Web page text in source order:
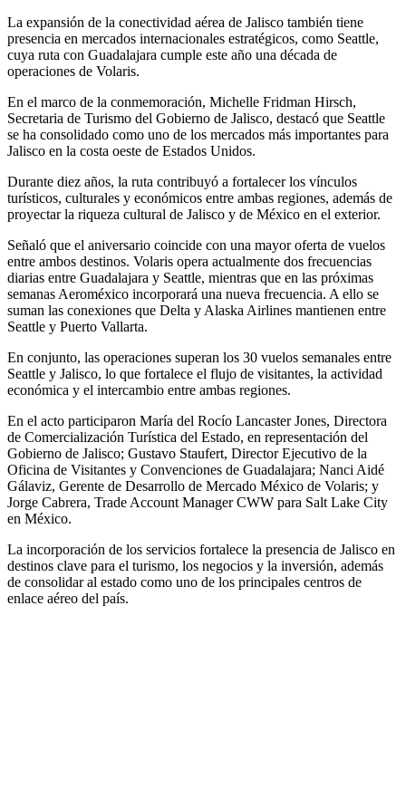
La expansión de la conectividad aérea de Jalisco también tiene
presencia en mercados internacionales estratégicos, como Seattle,
cuya ruta con Guadalajara cumple este año una década de
operaciones de Volaris.
En el marco de la conmemoración, Michelle Fridman Hirsch,
Secretaria de Turismo del Gobierno de Jalisco, destacó que Seattle
se ha consolidado como uno de los mercados más importantes para
Jalisco en la costa oeste de Estados Unidos.
Durante diez años, la ruta contribuyó a fortalecer los vínculos
turísticos, culturales y económicos entre ambas regiones, además de
proyectar la riqueza cultural de Jalisco y de México en el exterior.
Señaló que el aniversario coincide con una mayor oferta de vuelos
entre ambos destinos. Volaris opera actualmente dos frecuencias
diarias entre Guadalajara y Seattle, mientras que en las próximas
semanas Aeroméxico incorporará una nueva frecuencia. A ello se
suman las conexiones que Delta y Alaska Airlines mantienen entre
Seattle y Puerto Vallarta.
En conjunto, las operaciones superan los 30 vuelos semanales entre
Seattle y Jalisco, lo que fortalece el flujo de visitantes, la actividad
económica y el intercambio entre ambas regiones.
En el acto participaron María del Rocío Lancaster Jones, Directora
de Comercialización Turística del Estado, en representación del
Gobierno de Jalisco; Gustavo Staufert, Director Ejecutivo de la
Oficina de Visitantes y Convenciones de Guadalajara; Nanci Aidé
Gálaviz, Gerente de Desarrollo de Mercado México de Volaris; y
Jorge Cabrera, Trade Account Manager CWW para Salt Lake City
en México.
La incorporación de los servicios fortalece la presencia de Jalisco en
destinos clave para el turismo, los negocios y la inversión, además
de consolidar al estado como uno de los principales centros de
enlace aéreo del país.